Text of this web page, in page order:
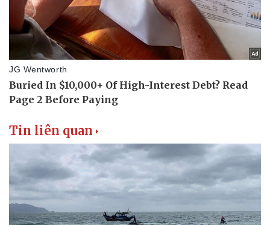
Tin liên quan